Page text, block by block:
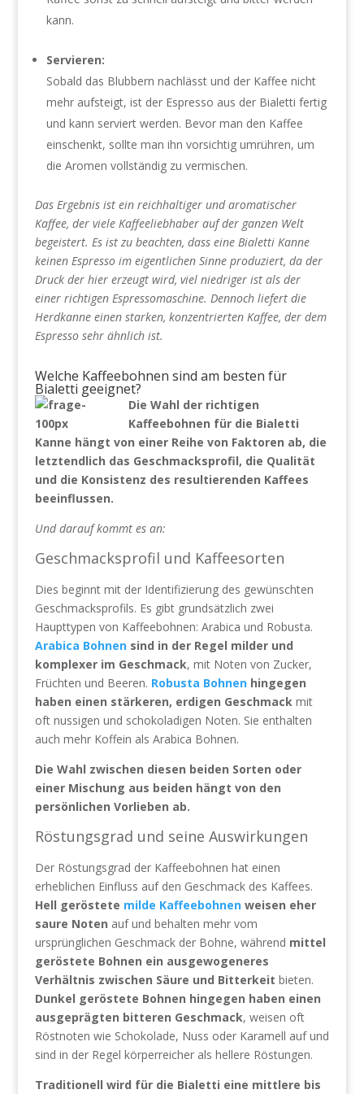
kann.
Servieren:
Sobald das Blubbern nachlässt und der Kaffee nicht
mehr aufsteigt, ist der Espresso aus der Bialetti fertig
und kann serviert werden. Bevor man den Kaffee
einschenkt, sollte man ihn vorsichtig umrühren, um
die Aromen vollständig zu vermischen.
Das Ergebnis ist ein reichhaltiger und aromatischer
Kaffee, der viele Kaffeeliebhaber auf der ganzen Welt
begeistert. Es ist zu beachten, dass eine Bialetti Kanne
keinen Espresso im eigentlichen Sinne produziert, da der
Druck der hier erzeugt wird, viel niedriger ist als der
einer richtigen Espressomaschine. Dennoch liefert die
Herdkanne einen starken, konzentrierten Kaffee, der dem
Espresso sehr ähnlich ist.
Welche Kaffeebohnen sind am besten für
Bialetti geeignet?
Die Wahl der richtigen
Kaffeebohnen für die Bialetti
Kanne hängt von einer Reihe von Faktoren ab, die
letztendlich das Geschmacksprofil, die Qualität
und die Konsistenz des resultierenden Kaffees
beeinflussen.
Und darauf kommt es an:
Geschmacksprofil und Kaffeesorten
Dies beginnt mit der Identifizierung des gewünschten
Geschmacksprofils. Es gibt grundsätzlich zwei
Haupttypen von Kaffeebohnen: Arabica und Robusta.
Arabica Bohnensind in der Regel milder und
komplexer im Geschmack, mit Noten von Zucker,
Früchten und Beeren. Robusta Bohnenhingegen
haben einen stärkeren, erdigen Geschmack mit
oft nussigen und schokoladigen Noten. Sie enthalten
auch mehr Koffein als Arabica Bohnen.
Die Wahl zwischen diesen beiden Sorten oder
einer Mischung aus beiden hängt von den
persönlichen Vorlieben ab.
Röstungsgrad und seine Auswirkungen
Der Röstungsgrad der Kaffeebohnen hat einen
erheblichen Einfluss auf den Geschmack des Kaffees.
Hell geröstete milde Kaffeebohnenweisen eher
saure Noten auf und behalten mehr vom
ursprünglichen Geschmack der Bohne, während mittel
geröstete Bohnen ein ausgewogeneres
Verhältnis zwischen Säure und Bitterkeit bieten.
Dunkel geröstete Bohnen hingegen haben einen
ausgeprägten bitteren Geschmack, weisen oft
Röstnoten wie Schokolade, Nuss oder Karamell auf und
sind in der Regel körperreicher als hellere Röstungen.
Traditionell wird für die Bialetti eine mittlere bis